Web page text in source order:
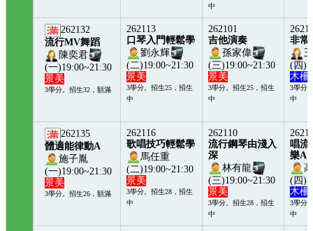
中
262132
流行MV舞蹈
陳奕君
(一)19:00~21:30
景美
3學分。招生32，額滿
262113
口琴入門輕鬆學
劉永輝
(二)19:00~21:30
景美
3學分。招生25，招生
中
262101
吉他演奏
孫家偉
(三)19:00~21:30
景美
3學分。招生25，招生
中
非常
(四
木柵
3學分
中
262135
體適能律動A
施子胤
(一)19:00~21:30
景美
3學分。招生26，額滿
262116
歌唱技巧輕鬆學
馬任重
(二)19:00~21:30
景美
3學分。招生28，招生
中
262110
流行鋼琴由淺入
深
林有龍
(三)19:00~21:30
景美
3學分。招生28，招生
中
唱流
樂A
(四
木柵
3學分
中